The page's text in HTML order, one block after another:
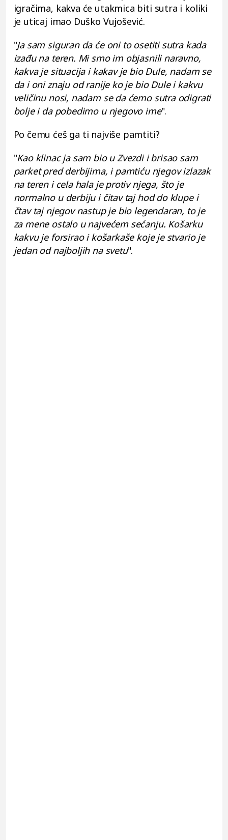
igračima, kakva će utakmica biti sutra i koliki
je uticaj imao Duško Vujošević.
"Ja sam siguran da će oni to osetiti sutra kada
izađu na teren. Mi smo im objasnili naravno,
kakva je situacija i kakav je bio Dule, nadam se
da i oni znaju od ranije ko je bio Dule i kakvu
veličinu nosi, nadam se da ćemo sutra odigrati
bolje i da pobedimo u njegovo ime".
Po čemu ćeš ga ti najviše pamtiti?
"Kao klinac ja sam bio u Zvezdi i brisao sam
parket pred derbijima, i pamtiću njegov izlazak
na teren i cela hala je protiv njega, što je
normalno u derbiju i čitav taj hod do klupe i
čtav taj njegov nastup je bio legendaran, to je
za mene ostalo u najvećem sećanju. Košarku
kakvu je forsirao i košarkaše koje je stvario je
jedan od najboljih na svetu".